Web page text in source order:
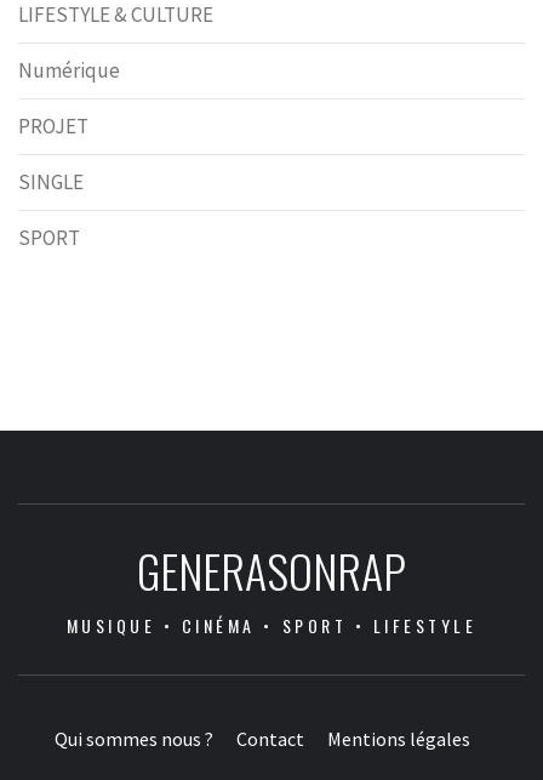
LIFESTYLE & CULTURE
Numérique
PROJET
SINGLE
SPORT
GENERASONRAP
MUSIQUE • CINÉMA • SPORT • LIFESTYLE
Qui sommes nous ? Contact Mentions légales